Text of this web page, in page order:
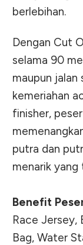
berlebihan.
Dengan Cut
selama 90
maupun jalan
kemeriahan
finisher,
putra dan
menarik yang
Benefit
Race Jersey,
Bag, Water